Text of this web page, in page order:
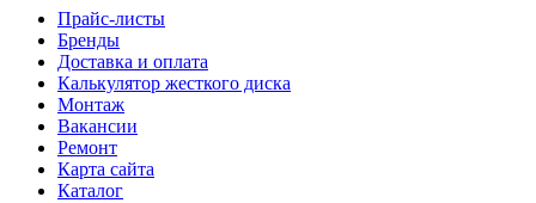
Прайс-листы
Бренды
Доставка и оплата
Калькулятор жесткого диска
Монтаж
Вакансии
Ремонт
Карта сайта
Каталог